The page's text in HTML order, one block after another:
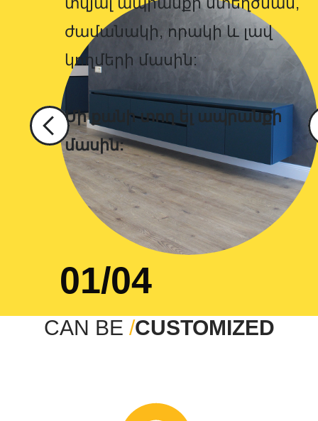
01/04
CAN BE /CUSTOMIZED